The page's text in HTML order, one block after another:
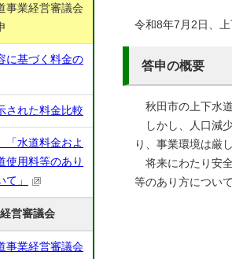
令和8年7月2日、
答申の概要
秋田市の上下水
しかし、人口減
り、事業環境は厳
将来にわたり安
等のあり方につい
事業経営審議会
に基づく料金の
された料金比較
「水道料金およ
使用料等のあり
て」
営審議会
事業経営審議会